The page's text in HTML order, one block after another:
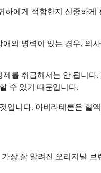
에게 적합한지 신중하
의 병력이 있는 경우,
를 취급해서는 안 됩니
수 있기 때문입니다.
입니다. 아비라테론은 혈
장 잘 알려진 오리지널 브